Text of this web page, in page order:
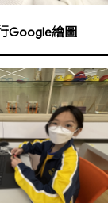
Google繪圖